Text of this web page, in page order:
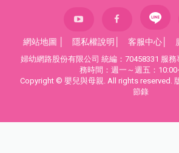
網站地圖 隱私權說明 客服中心
婦幼網路股份有限公司 統編：70458331 服務
務時間：週一～週五：
Copyright © 嬰兒與母親. All rights reserved.
節錄